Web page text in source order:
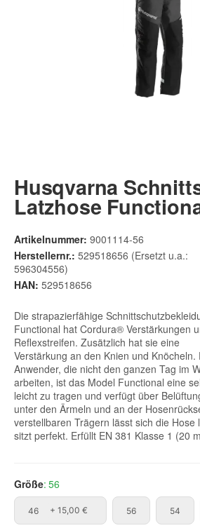
Husqvarna
Latzhose
Artikelnummer: 9001114-56
Herstellernr.: 529518656 (Ersetzt u.a.:
596304556)
HAN: 529518656
Die strapazierfähige
Functional hat Cordura® Verstärkungen
Reflexstreifen. Zusätzlich hat sie eine
Verstärkung an den Knien und Knöcheln.
Anwender, die nicht den ganzen Tag im
arbeiten, ist das Model Functional eine
leicht zu tragen und verfügt über
unter den Ärmeln und an der
verstellbaren Trägern lässt sich die Hose
sitzt perfekt. Erfüllt EN 381 Klasse 1 (20
Größe 56
46 46+ 15,00 € 5656 54